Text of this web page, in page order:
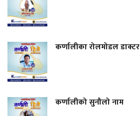
कर्णालीका रोलमोडल डाक्टर
कर्णालीको सुनौलो नाम